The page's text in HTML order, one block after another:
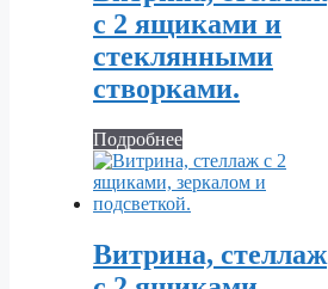
с 2 ящиками и
стеклянными
створками.
Подробнее
Витрина, стеллаж